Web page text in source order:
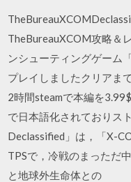
TheBureauXCOM攻略＆
ンシューティングゲーム
プレイしましたクリアま
2時間steamで本編を
で日本語化されておりス
Declassified」は，「X-
TPSで，冷戦のまっただ
と地球外生命体との